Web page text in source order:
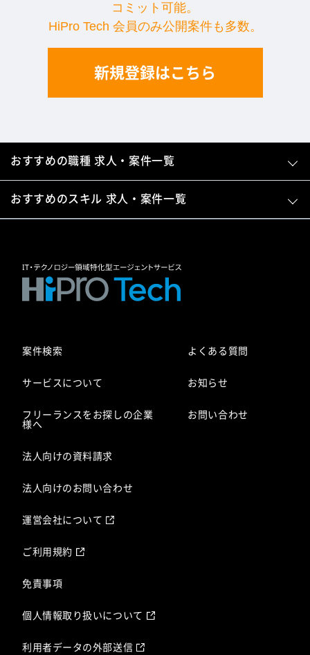
コミット可能。
HiPro Tech 会員のみ公開案件も多数。
新規登録はこちら
おすすめの職種 求人・案件一覧
おすすめのスキル 求人・案件一覧
案件検索
サービスについて
フリーランスをお探しの企業
様へ
法人向けの資料請求
法人向けのお問い合わせ
よくある質問
お知らせ
お問い合わせ
運営会社について
ご利用規約
免責事項
個人情報取り扱いについて
利用者データの外部送信